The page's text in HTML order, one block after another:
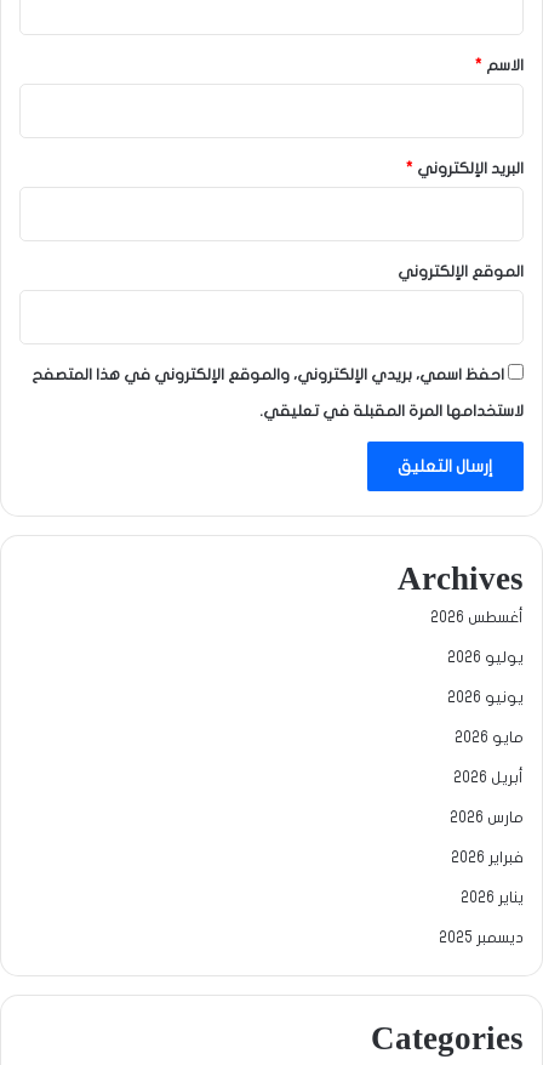
*
الاسم *
البريد الإلكتروني *
الموقع الإلكتروني
احفظ اسمي، بريدي الإلكتروني، والموقع الإلكتروني في هذا المتصفح
لاستخدامها المرة المقبلة في تعليقي.
Archives
أغسطس 2026
يوليو 2026
يونيو 2026
مايو 2026
أبريل 2026
مارس 2026
فبراير 2026
يناير 2026
ديسمبر 2025
Categories